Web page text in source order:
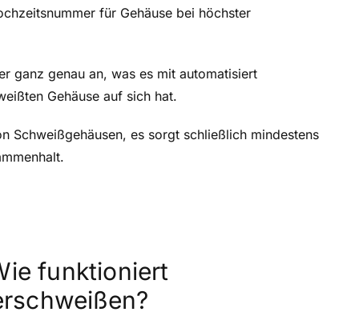
für Gehäuse bei höchster
ganz genau an, was es mit automatisiert
Gehäuse auf sich hat.
Schweißgehäusen, es sorgt schließlich mindestens
funktioniert